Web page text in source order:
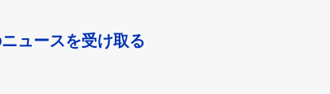
ュースを受け取る